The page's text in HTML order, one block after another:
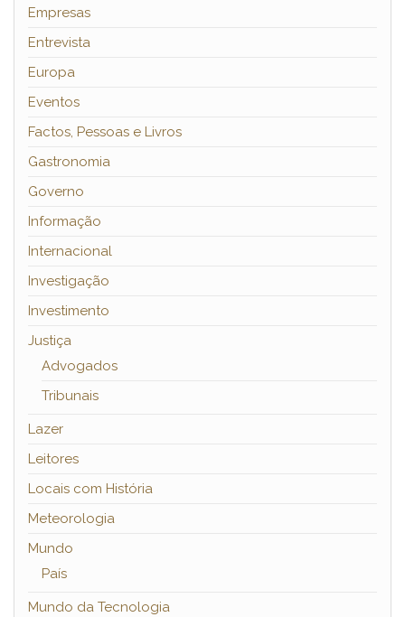
Empresas
Entrevista
Europa
Eventos
Factos, Pessoas e Livros
Gastronomia
Governo
Informação
Internacional
Investigação
Investimento
Justiça
Advogados
Tribunais
Lazer
Leitores
Locais com História
Meteorologia
Mundo
País
Mundo da Tecnologia